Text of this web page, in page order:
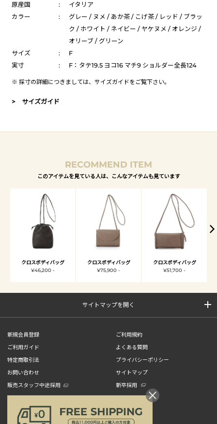
原産国
:
イタリア
カラー
:
グレー / ヌメ / あか茶 / こげ茶 / レッド / ブラッ
ク / ホワイト / ネイビー / ヤケヌメ / オレンジ /
オリーブ / グリーン
サイズ
:
F
実寸
: F：タテ19.5 ヨコ16 マチ9 ショルダー全長124
※ 採寸の詳細につきましては、 サイズガイドをご覧下さい。
> サイズガイド
RECOMMEND ITEM
このアイテムを見ている人は、こんなアイテムも見ています
クロスボディバッグ
¥46,200 -
クロスボディバッグ
¥75,900 -
クロスボディバッグ
¥51,700 -
サイトマップを開く
新規会員登録
ご利用規約
ご利用ガイド
よくある質問
特定商取引法
プライバシーポリシー
お問い合わせ
サイトマップ
販売スタッフ中途採用
新卒採用